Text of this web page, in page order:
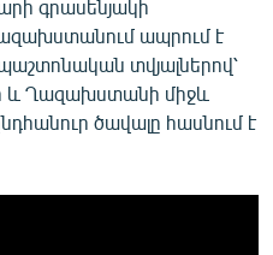
գրասենյակի
ապրում է
տվյալներով՝
և Ղազախստանի միջև
ծավալը հասնում է